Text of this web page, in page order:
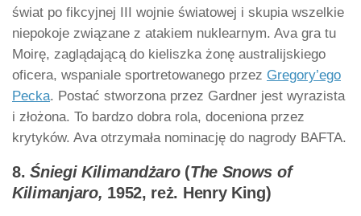
świat po fikcyjnej III wojnie światowej i skupia wszelkie
niepokoje związane z atakiem nuklearnym. Ava gra tu
Moirę, zaglądającą do kieliszka żonę australijskiego
oficera, wspaniale sportretowanego przez Gregory’ego
Pecka. Postać stworzona przez Gardner jest wyrazista
i złożona. To bardzo dobra rola, doceniona przez
krytyków. Ava otrzymała nominację do nagrody BAFTA.
8.Śniegi Kilimandżaro(The Snows of
Kilimanjaro, 1952, reż. Henry King)